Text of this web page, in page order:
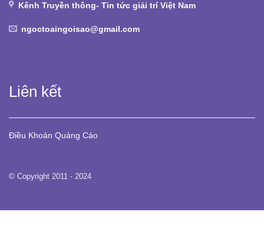
Kênh Truyền thông- Tin tức giải trí Việt Nam
ngoctoaingoisao@gmail.com
Liên kết
Điều Khoản Quảng Cáo
© Copyright 2011 - 2024